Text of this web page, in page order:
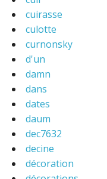
cuirasse
culotte
curnonsky
d'un
damn
dans
dates
daum
dec7632
decine
décoration